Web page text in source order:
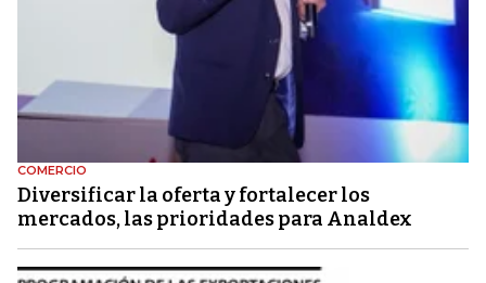
COMERCIO
Diversificar la oferta y fortalecer los
mercados, las prioridades para Analdex